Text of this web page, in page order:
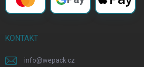
KONTAKT
info@wepack.cz